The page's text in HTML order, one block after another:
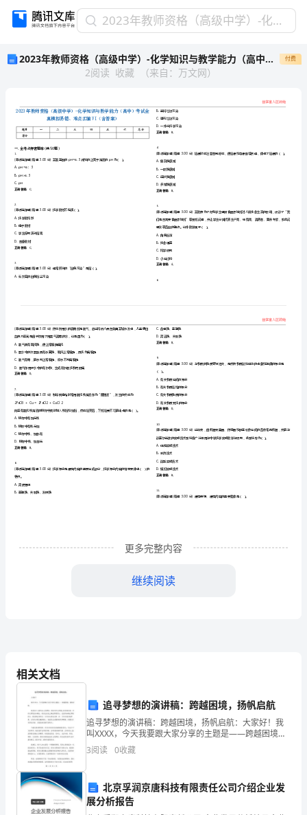
2023
年
师
资
格
（高
级
中
化
学
知
识
与
教
能
考
真
2023年教师资格（高级中学）-化学知识与教学能力（高中）考试全真模拟易错、难点汇编VI（含答案）精选集9
2023年教师资格（高级中学）-化学知识与教学能力（高中）考试全真模拟易错、难点汇编VI（含答案）精选集9 付费
2阅读 收藏 （来自 ： 万文网）
A.化学教科书
真模拟易 错
、难 点
一. 全考点押密题库(共50题)
2.
一
更多完整内容
继续阅读
相关文档
追寻梦想的演讲稿：跨越困境，扬帆启航
追寻梦想的演讲稿：跨越困境，扬帆启航：大家好！我
叫XXXX，今天我要跟大家分享的主题是——跨越困境，
扬帆启航。我们每个人都有自己的梦想，然而有些人梦
想已经很难实现，有些人梦想还未确定。但是无论是已
3阅读 0收藏
北京孚润京唐科技有限责任公司介绍企业发
展分析报告